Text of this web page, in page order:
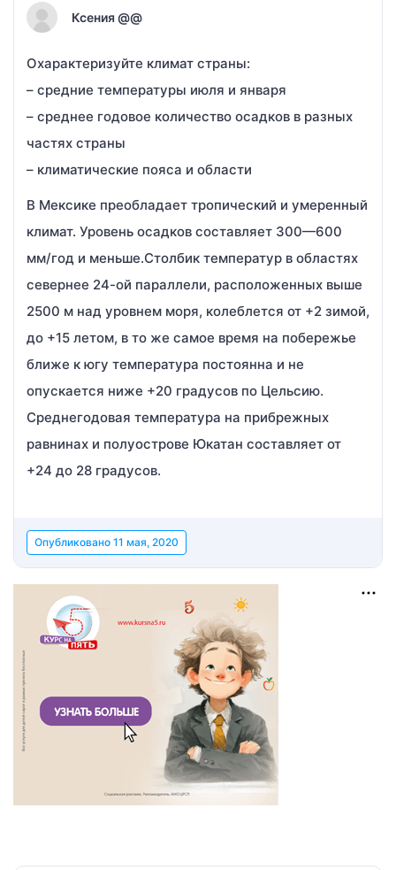
Ксения @@
Охарактеризуйте климат страны:
– средние температуры июля и января
– среднее годовое количество осадков в разных
частях страны
– климатические пояса и области
В Мексике преобладает тропический и умеренный
климат. Уровень осадков составляет 300—600
мм/год и меньше.Столбик температур в областях
севернее 24-ой параллели, расположенных выше
2500 м над уровнем моря, колеблется от +2 зимой,
до +15 летом, в то же самое время на побережье
ближе к югу температура постоянна и не
опускается ниже +20 градусов по Цельсию.
Среднегодовая температура на прибрежных
равнинах и полуострове Юкатан составляет от
+24 до 28 градусов.
Опубликовано 11 мая, 2020